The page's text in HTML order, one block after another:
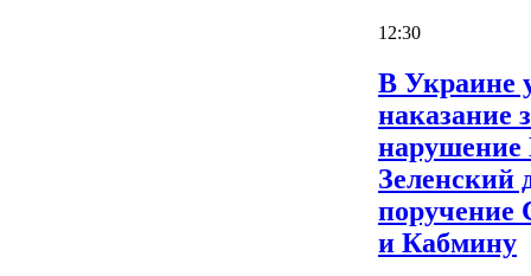
12:30
В Украине
наказание
Зеленский
и Кабмину